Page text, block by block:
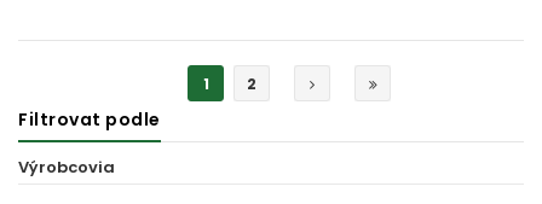
1 2
Filtrovat podle
Výrobcovia